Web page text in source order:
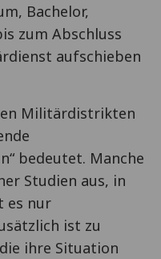
Bachelor,
zum Abschluss
aufschieben
Militärdistrikten
bedeutet. Manche
Studien aus, in
es nur
ist zu
ihre Situation